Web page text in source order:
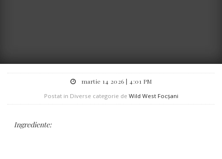
martie 14 2026 | 4:01 PM
Postat in Diverse categorie de Wild West Focșani
Ingrediente: